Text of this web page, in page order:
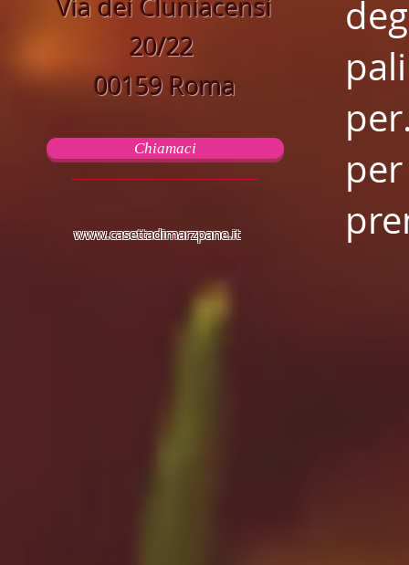
Via dei Cluniacensi
20/22
00159 Roma
Chiamaci
www.casettadimarzpane.it